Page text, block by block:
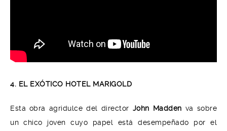
4. EL EXÓTICO HOTEL MARIGOLD
Esta obra agridulce del director John Madden va sobre
un chico joven cuyo papel está desempeñado por el